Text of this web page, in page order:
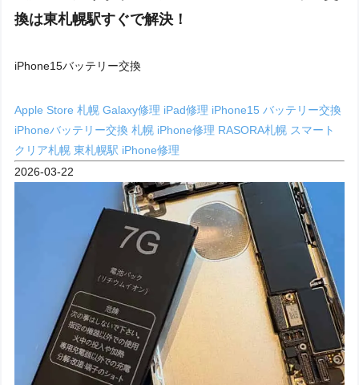
換は東札幌駅すぐで解決！
iPhone15バッテリー交換
Apple Store 札幌Galaxy修理 iPad修理 iPhone15 バッテリー交換
iPhoneバッテリー交換 札幌 iPhone修理 RASORA札幌 スマート
クリア札幌東札幌駅 iPhone修理
2026-03-22